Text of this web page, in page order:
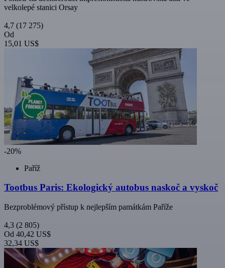
velkolepé stanici Orsay
4,7 (17 275)
Od
15,01 US$
-20%
Paříž
Tootbus Paris: Ekologický autobus naskoč a vyskoč
Bezproblémový přístup k nejlepším památkám Paříže
4,3 (2 805)
Od 40,42 US$
32,34 US$